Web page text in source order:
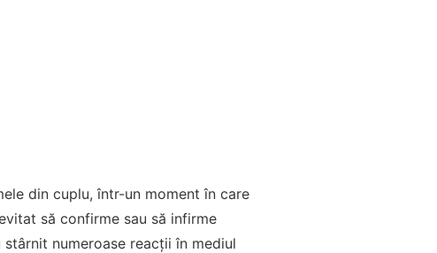
din cuplu, într-un moment în care
să confirme sau să infirme
numeroase reacții în mediul